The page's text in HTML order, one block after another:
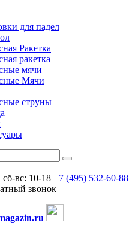
для падел
Ракетка
ракетка
мячи
Мячи
струны
вс: 10-18 +7 (495) 532-60-88
звонок